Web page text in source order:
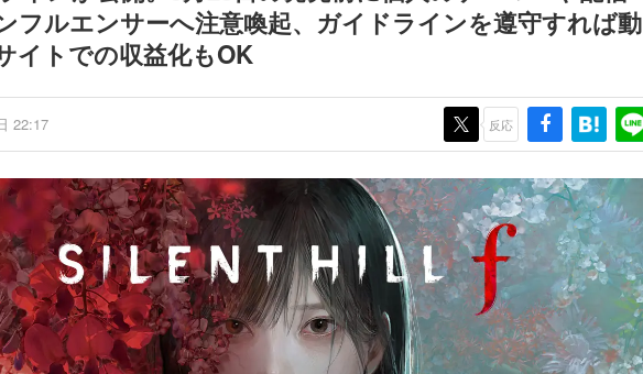
フルエンサーへ注意喚起、ガイドラインを遵守すれば動
イトでの収益化もOK
22:17 反応